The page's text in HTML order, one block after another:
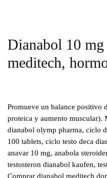
Dianabol 10 mg
meditech,
Promueve un balance positivo
proteica y aumento muscular).
dianabol olymp pharma, ciclo
100 tablets, ciclo testo deca
anavar 10 mg, anabola
testosteron dianabol kaufen,
Comprar dianabol meditech